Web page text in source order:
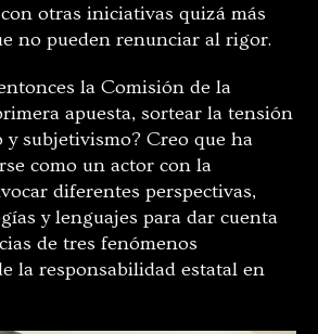
otras iniciativas quizá más
no pueden renunciar al rigor.
la Comisión de la
apuesta, sortear la tensión
subjetivismo? Creo que ha
como un actor con la
diferentes perspectivas,
y lenguajes para dar cuenta
de tres fenómenos
la responsabilidad estatal en